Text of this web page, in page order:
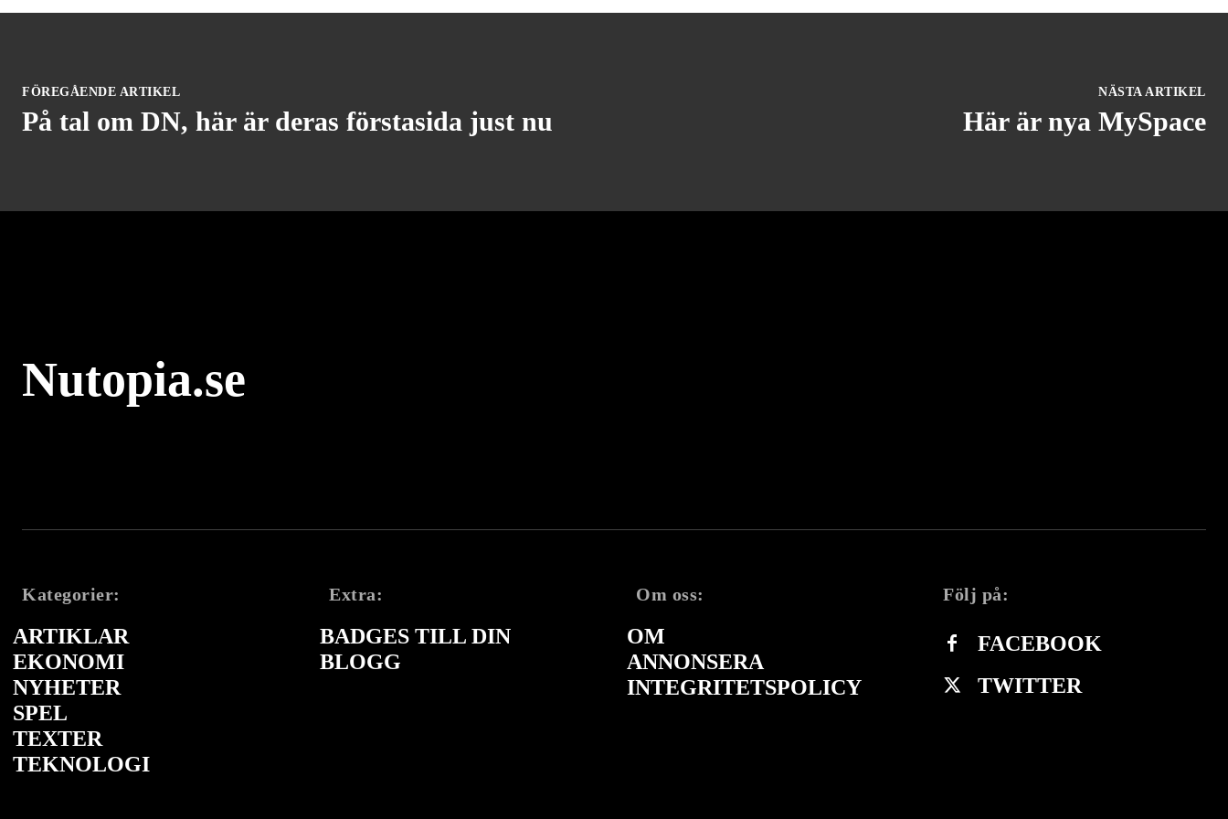
FÖREGÅENDE ARTIKEL
På tal om DN, här är deras förstasida just nu
NÄSTA ARTIKEL
Här är nya MySpace
Nutopia.se
Kategorier:
ARTIKLAR
EKONOMI
NYHETER
SPEL
TEXTER
TEKNOLOGI
Extra:
BADGES TILL DIN
BLOGG
Om oss:
OM
ANNONSERA
INTEGRITETSPOLICY
Följ på:
FACEBOOK
TWITTER